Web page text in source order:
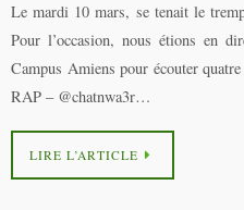
Le mardi 10 mars, se tenait le
Pour l’occasion, nous étions en
Campus Amiens pour écouter
RAP – @chatnwa3r…
LIRE L’ARTICLE